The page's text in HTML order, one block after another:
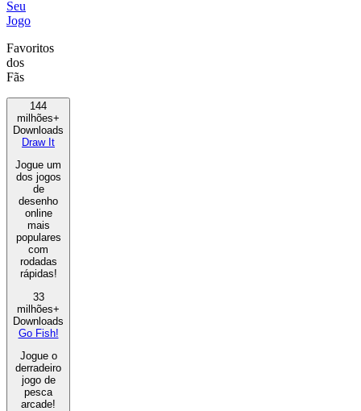
Seu
Jogo
Favoritos
dos
Fãs
144
milhões+
Downloads
Draw It
Jogue um
dos jogos
de
desenho
online
mais
populares
com
rodadas
rápidas!
33
milhões+
Downloads
Go Fish!
Jogue o
derradeiro
jogo de
pesca
arcade!